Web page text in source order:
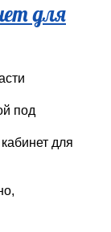
для
под
для